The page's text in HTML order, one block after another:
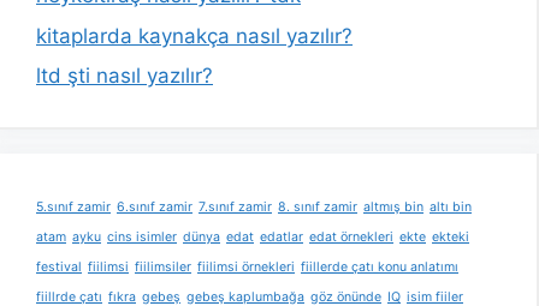
kitaplarda kaynakça nasıl yazılır?
ltd şti nasıl yazılır?
5.sınıf zamir 6.sınıf zamir 7.sınıf zamir 8. sınıf zamir altmış bin altı bin
atam ayku cins isimler dünya edat edatlar edat örnekleri ekte ekteki
festival fiilimsi fiilimsiler fiilimsi örnekleri fiillerde çatı konu anlatımı
fiillrde çatı fıkra gebeş gebeş kaplumbağa göz önünde IQ isim fiiler